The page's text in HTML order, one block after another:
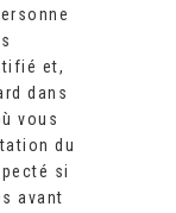
et,
dans
vous
du
si
avant